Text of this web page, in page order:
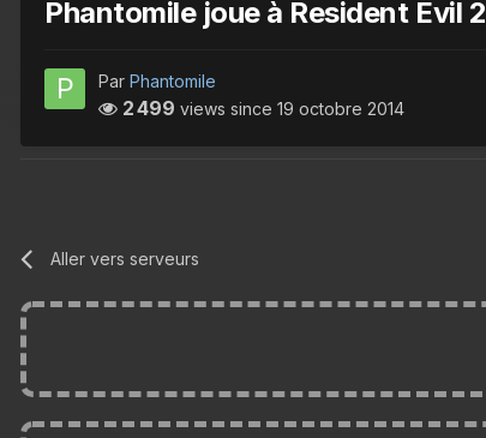
Phantomile joue à Resident Evil 2
Par Phantomile
2 499 views since 19 octobre 2014
Aller vers serveurs